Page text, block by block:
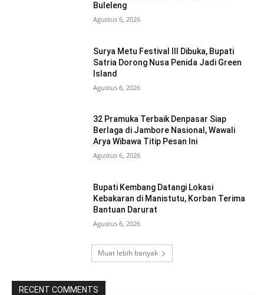
Buleleng
Agustus 6, 2026
Surya Metu Festival III Dibuka, Bupati
Satria Dorong Nusa Penida Jadi Green
Island
Agustus 6, 2026
32 Pramuka Terbaik Denpasar Siap
Berlaga di Jambore Nasional, Wawali
Arya Wibawa Titip Pesan Ini
Agustus 6, 2026
Bupati Kembang Datangi Lokasi
Kebakaran di Manistutu, Korban Terima
Bantuan Darurat
Agustus 6, 2026
Muat lebih banyak
RECENT COMMENTS